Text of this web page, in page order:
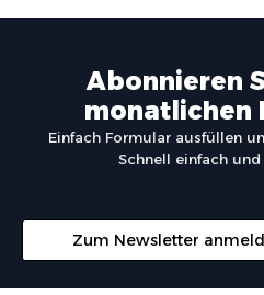
Abonnieren
monatlichen
Einfach Formular ausfüllen
Schnell einfach
Zum Newsletter